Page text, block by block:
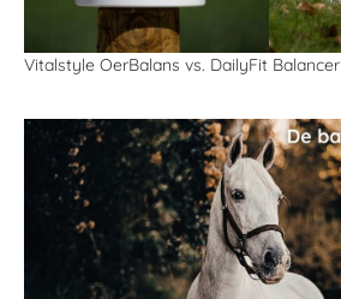
Vitalstyle OerBalans vs. DailyFit Balancer